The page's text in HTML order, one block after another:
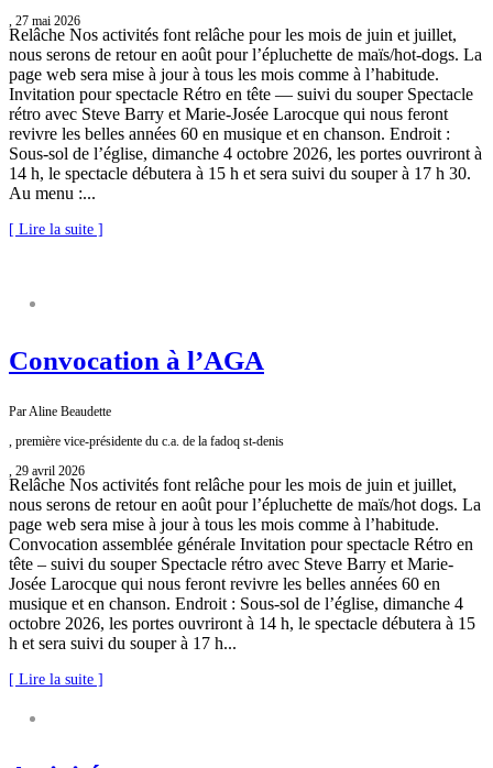
, 27 mai 2026
Relâche Nos activités font relâche pour les mois de juin et juillet,
nous serons de retour en août pour l’épluchette de maïs/hot-dogs. La
page web sera mise à jour à tous les mois comme à l’habitude.
Invitation pour spectacle Rétro en tête — suivi du souper Spectacle
rétro avec Steve Barry et Marie-Josée Larocque qui nous feront
revivre les belles années 60 en musique et en chanson. Endroit :
Sous-sol de l’église, dimanche 4 octobre 2026, les portes ouvriront à
14 h, le spectacle débutera à 15 h et sera suivi du souper à 17 h 30.
Au menu :...
[ Lire la suite ]
Convocation à l’AGA
Par Aline Beaudette
, première vice-présidente du c.a. de la fadoq st-denis
, 29 avril 2026
Relâche Nos activités font relâche pour les mois de juin et juillet,
nous serons de retour en août pour l’épluchette de maïs/hot dogs. La
page web sera mise à jour à tous les mois comme à l’habitude.
Convocation assemblée générale Invitation pour spectacle Rétro en
tête – suivi du souper Spectacle rétro avec Steve Barry et Marie-
Josée Larocque qui nous feront revivre les belles années 60 en
musique et en chanson. Endroit : Sous-sol de l’église, dimanche 4
octobre 2026, les portes ouvriront à 14 h, le spectacle débutera à 15
h et sera suivi du souper à 17 h...
[ Lire la suite ]